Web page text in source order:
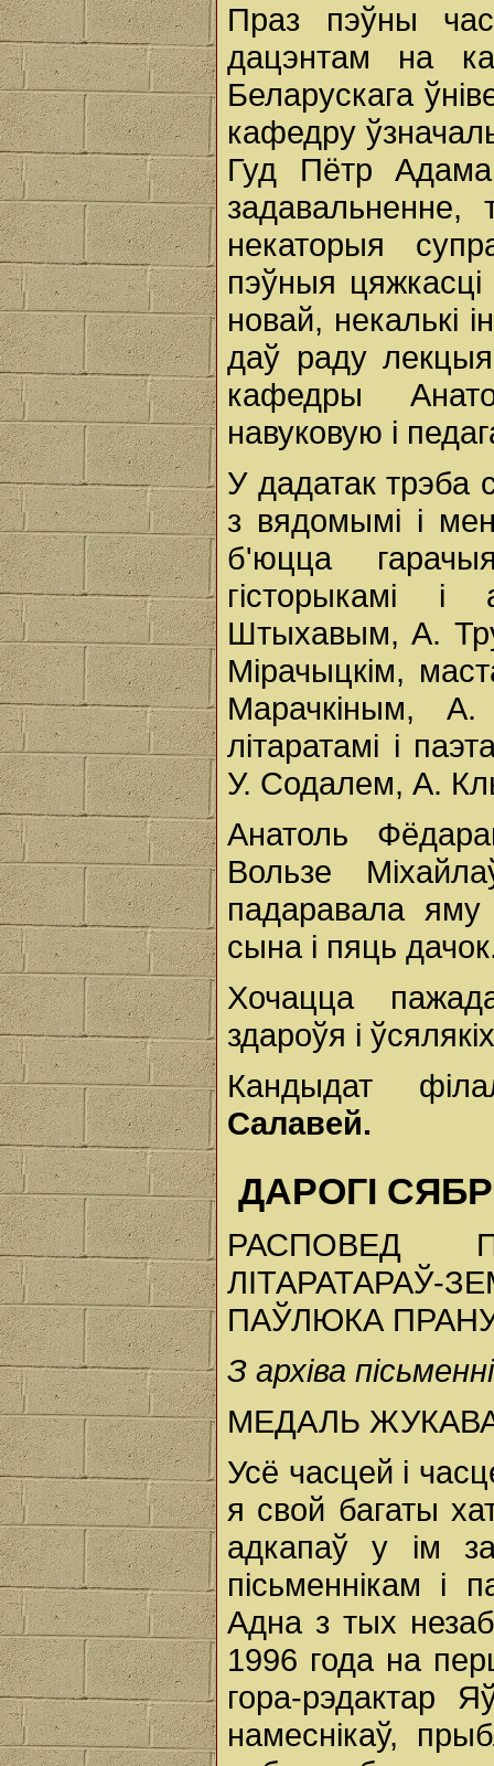
Праз пэўны час
дацэнтам на
Беларускага
кафедру
Гуд Пётр
некаторыя
пэўныя
новай, некалькі
даў раду
кафедры
навуковую і
У дадатак трэба
з вядомымі і
б'юцца
гісторыкамі
Штыхавым, А.
Мірачыцкім,
Марачкіным,
літаратамі і
У. Содалем, А.
Анатоль
Вользе
падаравала
сына і пяць
Хочацца
здароўя і
Кандыдат
Салавей.
ДАРОГІ
РАСПОВЕД
ПАЎЛЮКА
З архіва
МЕДАЛЬ
Усё часцей і
я свой багаты
адкапаў у ім
пісьменнікам і
Адна з тых
1996 года на
гора-рэдактар
намеснікаў,